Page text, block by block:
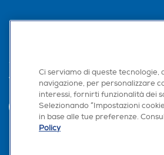
Trova negozio
Ci serviamo di queste
navigazione, per personalizzare
interessi, fornirti funzionalità dei
Selezionando “Impostazioni
in base alle tue preferenze.
Policy